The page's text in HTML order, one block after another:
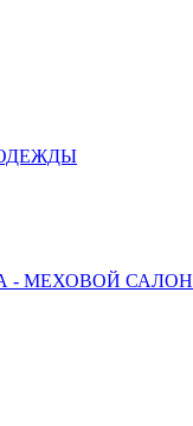
- МЕХОВОЙ САЛОН